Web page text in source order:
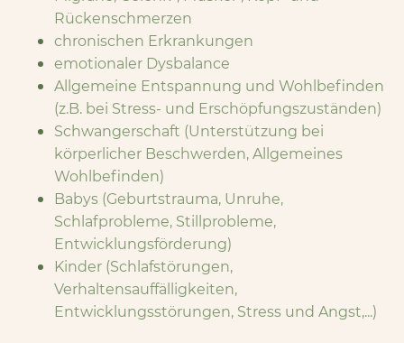
Rückenschmerzen
chronischen Erkrankungen
emotionaler Dysbalance
Allgemeine Entspannung und Wohlbefinden
(z.B. bei Stress- und Erschöpfungszuständen)
Schwangerschaft (Unterstützung bei
körperlicher Beschwerden, Allgemeines
Wohlbefinden)
Babys (Geburtstrauma, Unruhe,
Schlafprobleme, Stillprobleme,
Entwicklungsförderung)
Kinder (Schlafstörungen,
Verhaltensauffälligkeiten,
Entwicklungsstörungen, Stress und Angst,...)